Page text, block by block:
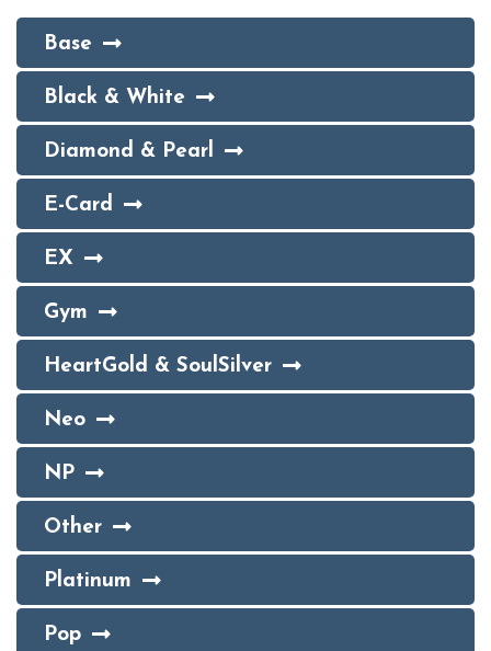
Base
Black & White
Diamond & Pearl
E-Card
EX
Gym
HeartGold & SoulSilver
Neo
NP
Other
Platinum
Pop